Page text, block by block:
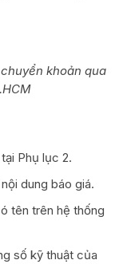
khoản qua
Phụ lục 2.
dung báo giá.
tên trên hệ thống
số kỹ thuật của